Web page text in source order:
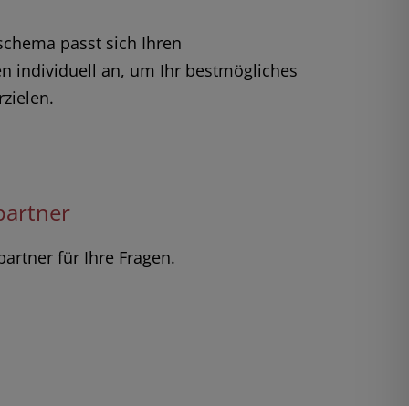
passt sich Ihren
individuell an, um Ihr bestmögliches
für Ihre Fragen.